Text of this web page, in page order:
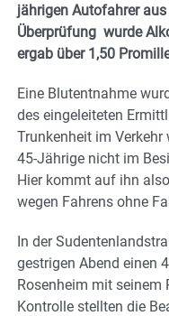
jährigen Autofahrer
Überprüfung wurde
ergab über 1,50
Eine Blutentnahme
des eingeleiteten
Trunkenheit im
45-Jährige nicht im
Hier kommt auf ihn
wegen Fahrens ohne
In der
gestrigen Abend einen
Rosenheim mit seinem
Kontrolle stellten die